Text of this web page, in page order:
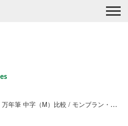
万年筆 中字（M）比較 / モンブラン・パイロット・セーラー・プラチナ・パーカー